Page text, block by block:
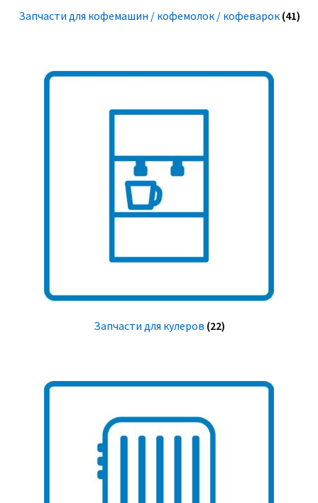
Запчасти для кофемашин / кофемолок / кофеварок (41)
Запчасти для кулеров (22)